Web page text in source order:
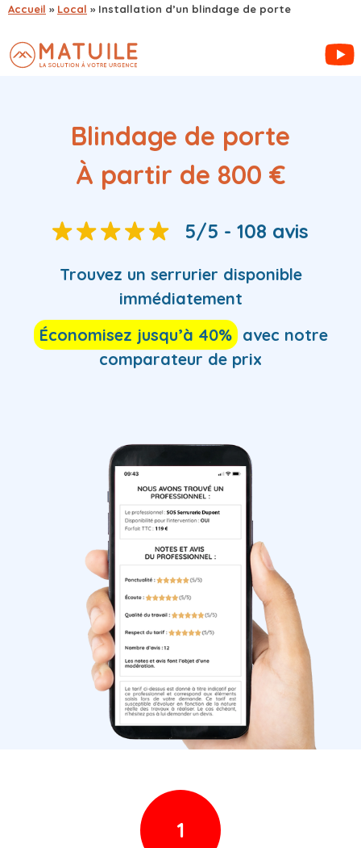
Accueil » Local » Installation d’un blindage de porte
Blindage de porte
À partir de 800 €
5/5 - 108 avis
Trouvez un serrurier disponible
immédiatement
Économisez jusqu’à 40% avec notre
comparateur de prix
1